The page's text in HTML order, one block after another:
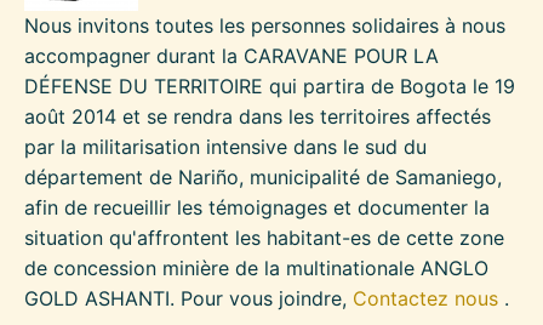
Nous invitons toutes les personnes solidaires à nous
accompagner durant la CARAVANE POUR LA
DÉFENSE DU TERRITOIRE qui partira de Bogota le 19
août 2014 et se rendra dans les territoires affectés
par la militarisation intensive dans le sud du
département de Nariño, municipalité de Samaniego,
afin de recueillir les témoignages et documenter la
situation qu'affrontent les habitant-es de cette zone
de concession minière de la multinationale ANGLO
GOLD ASHANTI. Pour vous joindre, Contactez nous .